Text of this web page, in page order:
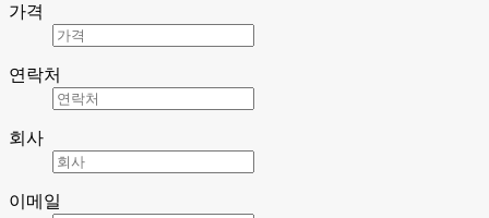
가격
연락처
회사
이메일